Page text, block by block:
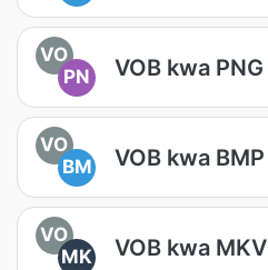
VO
PN
VOB kwa PNG
VO
BM
VOB kwa BMP
VO
MK
VOB kwa MKV